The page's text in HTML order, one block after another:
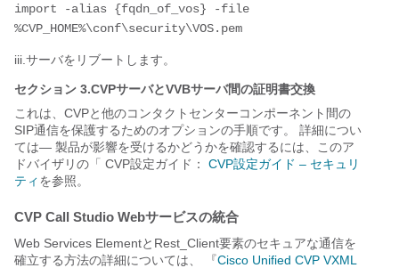
import -alias {fqdn_of_vos} -file
iii.サーバをリブートします。
セクション 3.CVPサーバとVVBサーバ間の証明書交換
これは、CVPと他のコンタクトセンターコンポーネント間の
SIP通信を保護するためのオプションの手順です。 詳細につい
ては― 製品が影響を受けるかどうかを確認するには、このア
ドバイザリの「 CVP設定ガイド： CVP設定ガイド – セキュリ
ティ を参照。
CVP Call Studio Webサービスの統合
Web Services Elementと Rest_Client要素のセキュアな通信を
確立する方法の詳細については
『Cisco Unified CVP VXML